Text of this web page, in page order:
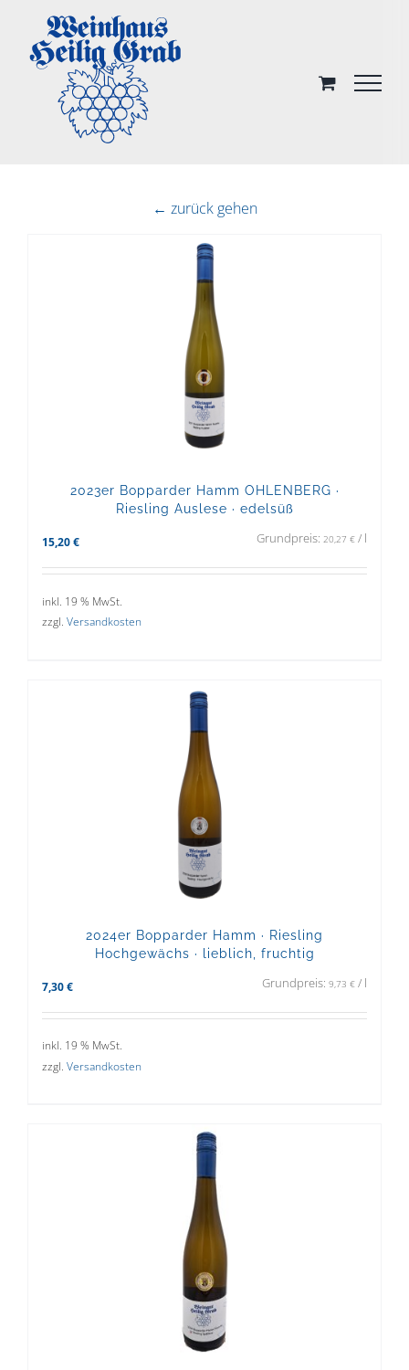
content
← zurück gehen
2023er Bopparder Hamm OHLENBERG ·
Riesling Auslese · edelsüß
15,20 € Grundpreis: 20,27 € / l
inkl. 19 % MwSt.
zzgl. Versandkosten
2024er Bopparder Hamm · Riesling
Hochgewächs · lieblich, fruchtig
7,30 € Grundpreis: 9,73 € / l
inkl. 19 % MwSt.
zzgl. Versandkosten